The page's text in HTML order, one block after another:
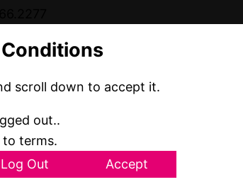
scroll down to accept it.
out..
to terms.
Out
Accept